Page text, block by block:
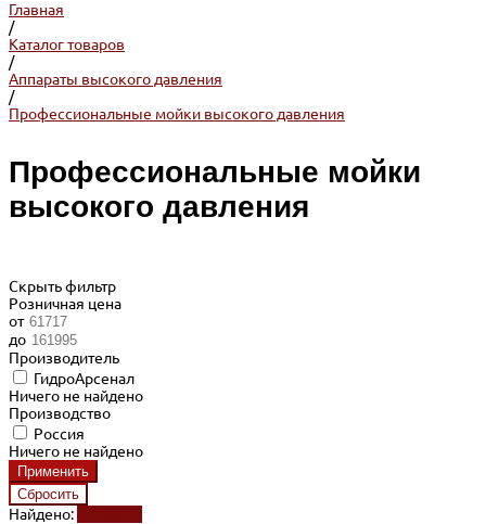
Главная
/
Каталог товаров
/
Аппараты высокого давления
/
Профессиональные мойки высокого давления
Профессиональные мойки
высокого давления
Скрыть фильтр
Розничная цена
от
до
Производитель
ГидроАрсенал
Ничего не найдено
Производство
Россия
Ничего не найдено
Найдено: